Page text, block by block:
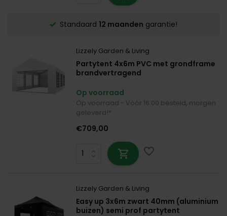
Standaard12 maanden garantie!
Lizzely Garden & Living
Partytent 4x6m PVC met grondframe
brandvertragend
Op voorraad
Op voorraad - Vóór 16:00 besteld, morgen
geleverd!*
€709,00
Lizzely Garden & Living
Easy up 3x6m zwart 40mm (aluminium
buizen) semi prof partytent